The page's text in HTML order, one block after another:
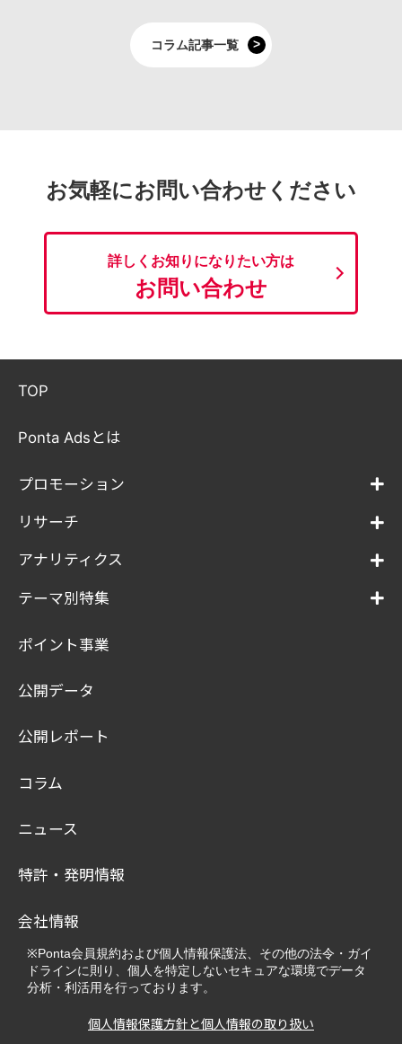
コラム記事一覧
お気軽にお問い合わせください
詳しくお知りになりたい方は
お問い合わせ
TOP
Ponta Adsとは
プロモーション
リサーチ
アナリティクス
テーマ別特集
ポイント事業
公開データ
公開レポート
コラム
ニュース
特許・発明情報
会社情報
※Ponta会員規約および個人情報保護法、その他の法令・ガイ
ドラインに則り、個人を特定しないセキュアな環境でデータ
分析・利活用を行っております。
個人情報保護方針と個人情報の取り扱い